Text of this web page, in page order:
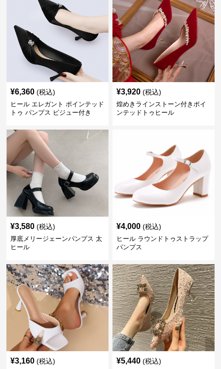
¥6,360 (税込)
ヒール エレガント ポインテッド
トゥ パンプス ビジュー付き
¥3,920 (税込)
煌めきラインストーン付きポイ
ンテッドトゥヒール
¥3,580 (税込)
厚底メリージェーンパンプス 太
ヒール
¥4,000 (税込)
ヒール ラウンドトゥストラップ
パンプス
¥3,160 (税込) ¥5,440 (税込)